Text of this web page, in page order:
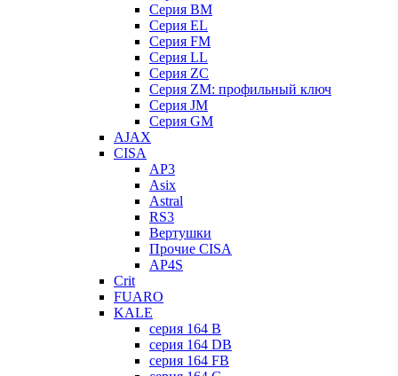
Серия BM
Серия EL
Серия FM
Серия LL
Серия ZC
Серия ZM: профильный ключ
Серия JM
Серия GM
AJAX
CISA
AP3
Asix
Astral
RS3
Вертушки
Прочие CISA
AP4S
Crit
FUARO
KALE
серия 164 B
серия 164 DB
серия 164 FB